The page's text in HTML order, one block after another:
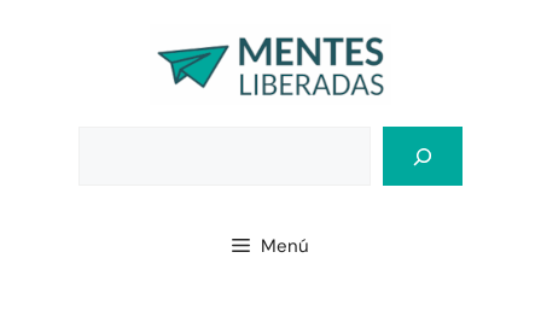
Menú